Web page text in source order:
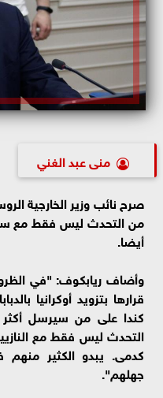
منى عبد الغني
صرح نائب وزير الخارجية
من التحدث ليس فقط مع
أيضا.
وأضاف ريابكوف: "في
قرارها بتزويد أوكرانيا
كندا على من سيرسل أكثر
التحدث ليس فقط مع
كدمى. يبدو الكثير
جهلهم".